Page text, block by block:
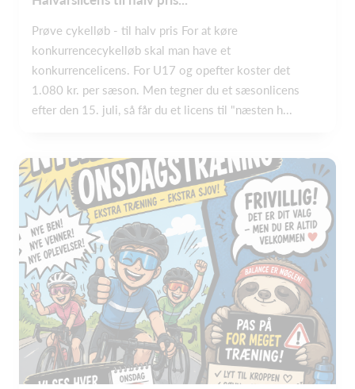
Prøve cykelløb - til halv pris For at køre
konkurrencecykelløb skal man have et
konkurrencelicens. For U17 og opefter koster det
1.080 kr. per sæson. Men tegner du et sæsonlicens
efter den 15. juli, så får du et licens til "næsten h...